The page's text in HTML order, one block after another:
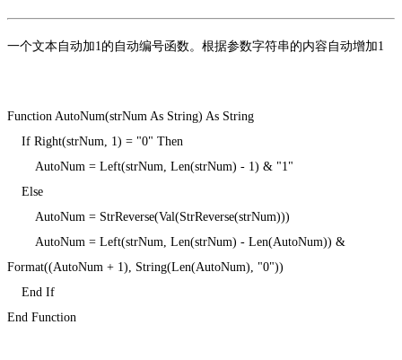
一个文本自动加1的自动编号函数。根据参数字符串的内容自动增加1
Function AutoNum(strNum As String) As String
If Right(strNum, 1) = "0" Then
AutoNum = Left(strNum, Len(strNum) - 1) & "1"
Else
AutoNum = StrReverse(Val(StrReverse(strNum)))
AutoNum = Left(strNum, Len(strNum) - Len(AutoNum)) &
Format((AutoNum + 1), String(Len(AutoNum), "0"))
End If
End Function